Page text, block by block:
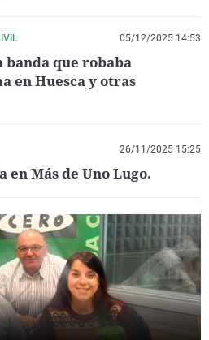
05/12/2025 14:53
que robaba
en Huesca y otras
26/11/2025 15:25
en Más de Uno Lugo.